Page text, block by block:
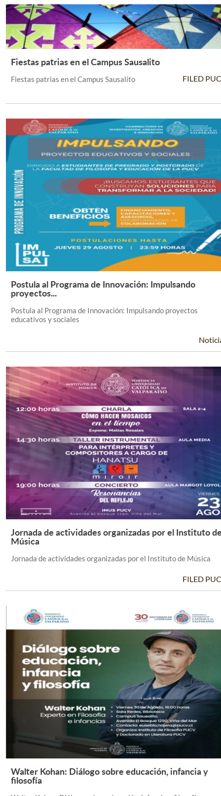
Fiestas patrias en el Campus Sausalito
Fiestas patrias en el Campus Sausalito FILED
Leer Más +
Postula al Programa de Innovación: Impulsando
proyectos...
Postula al Programa de Innovación: Impulsando proyectos
educativos y sociales
Leer Más +
Jornada de actividades organizadas por el Instituto
Música
Jornada de actividades organizadas por el Instituto de Música
FILED
Leer Más +
Walter Kohan: Diálogo sobre educación, infancia y
filosofía